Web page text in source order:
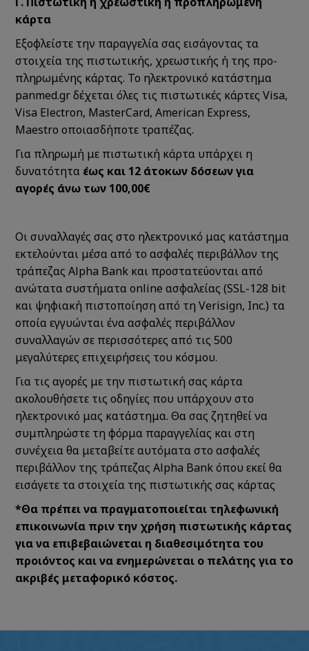
κάρτα
Εξοφλείστε την παραγγελία σας εισάγοντας τα
στοιχεία της πιστωτικής, χρεωστικής ή της προ-
πληρωμένης κάρτας. Το ηλεκτρονικό κατάστημα
panmed.gr δέχεται όλες τις πιστωτικές κάρτες Visa,
Visa Electron, MasterCard, American Express,
Maestro οποιασδήποτε τραπέζας.
Για πληρωμή με πιστωτική κάρτα υπάρχει η
δυνατότητα έως και 12 άτοκων δόσεων για
αγορές άνω των 100,00€
Οι συναλλαγές σας στο ηλεκτρονικό μας κατάστημα
εκτελούνται μέσα από το ασφαλές περιβάλλον της
τράπεζας Alpha Bank και προστατεύονται από
ανώτατα συστήματα online ασφαλείας (SSL-128 bit
και ψηφιακή πιστοποίηση από τη Verisign, Inc.) τα
οποία εγγυώνται ένα ασφαλές περιβάλλον
συναλλαγών σε περισσότερες από τις 500
μεγαλύτερες επιχειρήσεις του κόσμου.
Για τις αγορές με την πιστωτική σας κάρτα
ακολουθήσετε τις οδηγίες που υπάρχουν στο
ηλεκτρονικό μας κατάστημα. Θα σας ζητηθεί να
συμπληρώστε τη φόρμα παραγγελίας και στη
συνέχεια θα μεταβείτε αυτόματα στο ασφαλές
περιβάλλον της τράπεζας Alpha Bank όπου εκεί θα
εισάγετε τα στοιχεία της πιστωτικής σας κάρτας
*Θα πρέπει να πραγματοποιείται τηλεφωνική
επικοινωνία πριν την χρήση πιστωτικής κάρτας
για να επιβεβαιώνεται η διαθεσιμότητα του
προιόντος και να ενημερώνεται ο πελάτης για το
ακριβές μεταφορικό κόστος.